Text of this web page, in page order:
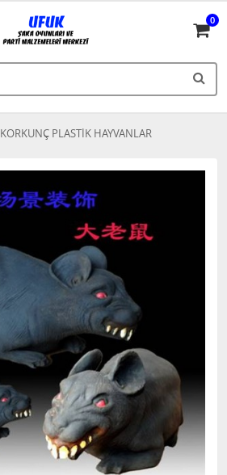
0
KORKUNÇ PLASTİK HAYVANLAR